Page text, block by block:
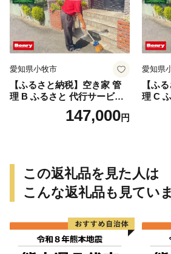
愛知県小牧市
【ふるさと納税】空き家 管
理 B ふるさと 代行サービス
1時間 程度 × 12回 建物 外部
状況 確認 2ヶ月に1回 雨漏り
助言 愛知県 小牧市
147,000円
愛知県
【ふ
理 C
2時
状況
助言
この返礼品を見た人は
こんな返礼品も見てい